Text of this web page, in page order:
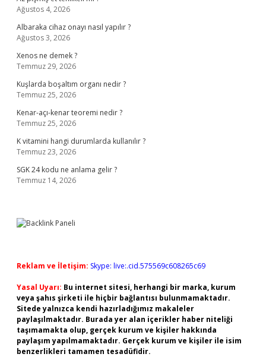
Ağustos 4, 2026
Albaraka cihaz onayı nasıl yapılır ?
Ağustos 3, 2026
Xenos ne demek ?
Temmuz 29, 2026
Kuşlarda boşaltım organı nedir ?
Temmuz 25, 2026
Kenar-açı-kenar teoremi nedir ?
Temmuz 25, 2026
K vitamini hangi durumlarda kullanılır ?
Temmuz 23, 2026
SGK 24 kodu ne anlama gelir ?
Temmuz 14, 2026
Reklam ve İletişim: Skype: live:.cid.575569c608265c69
Yasal Uyarı: Bu internet sitesi, herhangi bir marka, kurum
veya şahıs şirketi ile hiçbir bağlantısı bulunmamaktadır.
Sitede yalnızca kendi hazırladığımız makaleler
paylaşılmaktadır. Burada yer alan içerikler haber niteliği
taşımamakta olup, gerçek kurum ve kişiler hakkında
paylaşım yapılmamaktadır. Gerçek kurum ve kişiler ile isim
benzerlikleri tamamen tesadüfidir.